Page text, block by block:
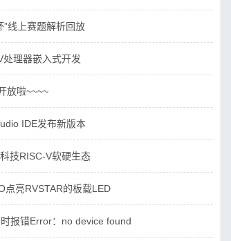
”线上赛题解析回放
处理器嵌入式开发
放啦~~~~
IDE发布新版本
技RISC-V软硬生态
点亮RVSTAR的板载LED
报错Error：no device found